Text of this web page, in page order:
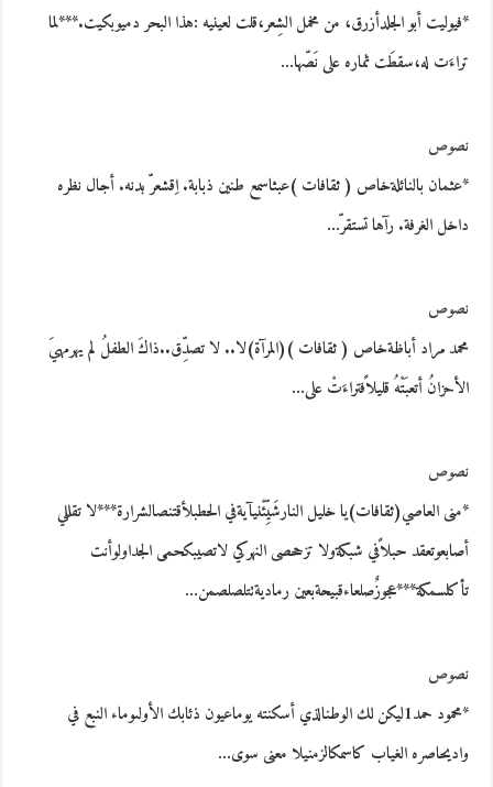
*فيوليت أبو الجلدأزرق، من مخمل الشِعر،قلت لعينيه :هذا البحر دميوبكيت.***لما
تراءَت له،سقطَت ثماره على نَصّها…
نصوص
*عثمان بالنائلةخاص ( ثقافات )عبثاسمع طنين ذبابة. اِقشعرّ بدنه. أجال نظره
داخل الغرفة. رآها تستقرّ…
نصوص
محمد مراد أباظةخاص ( ثقافات )(المرآة)لا.. لا تصدِّق..ذاكَ الطفلُ لم يهرمهيَ
الأحزانُ أتعبَتْهُ قليلاًفتراءَتْ على…
نصوص
*منى العاصي(ثقافات)يا خليل النارشَيِّئْنيآيةفي الحطبلأقتنصالشرارة***لا تقللي
أصابعوتعقد حبلاًفي شبكةولا تزححصى النهركي لاتصيبكحمى الجداولوأنت
تأكلسمكة***عجوزٌصلعاءقبيحةبعين رماديةتتلصلصمن…
نصوص
*محمود حمد1ليكن لك الوطنالذي أسكنته يوماعيون ذئابك الأولىوماء النبع في
واديحاصره الغياب كاسمكالزمنيلا معنى سوى…